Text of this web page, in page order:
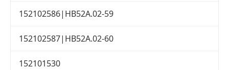
152102586|HB52A.02-59
152102587|HB52A.02-60
152101530